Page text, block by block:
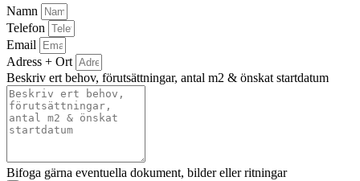
Namn
Telefon
Email
Adress + Ort
Beskriv ert behov, förutsättningar, antal m2 & önskat startdatum
Bifoga gärna eventuella dokument, bilder eller ritningar